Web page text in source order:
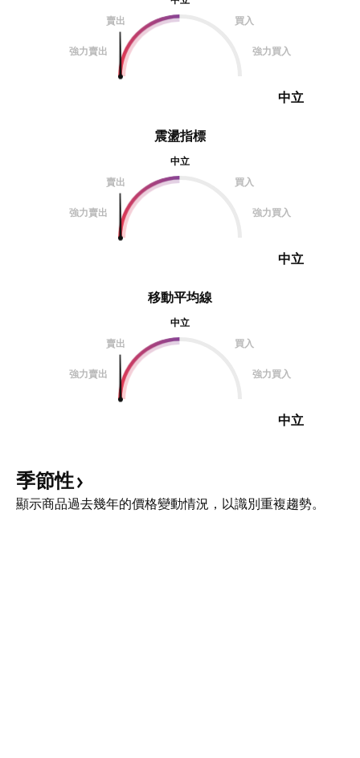
震盪指標
中立
賣出
買入
強力賣出 強力買入
中立
賣出
買入
強力賣出 強力買入
中立
移動平均線
中立
賣出
買入
強力賣出 強力買入
中立
季節性
顯示商品過去幾年的價格變動情況，以識別重複趨勢。